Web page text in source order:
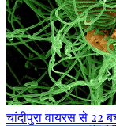
चांदीपुरा वायरस से 22